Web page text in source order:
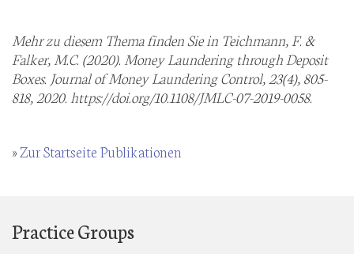
Mehr zu diesem Thema finden Sie in Teichmann, F. &
Falker, M.C. (2020). Money Laundering through Deposit
Boxes. Journal of Money Laundering Control, 23(4), 805-
818, 2020. https://doi.org/10.1108/JMLC-07-2019-0058.
»Zur Startseite Publikationen
Practice Groups